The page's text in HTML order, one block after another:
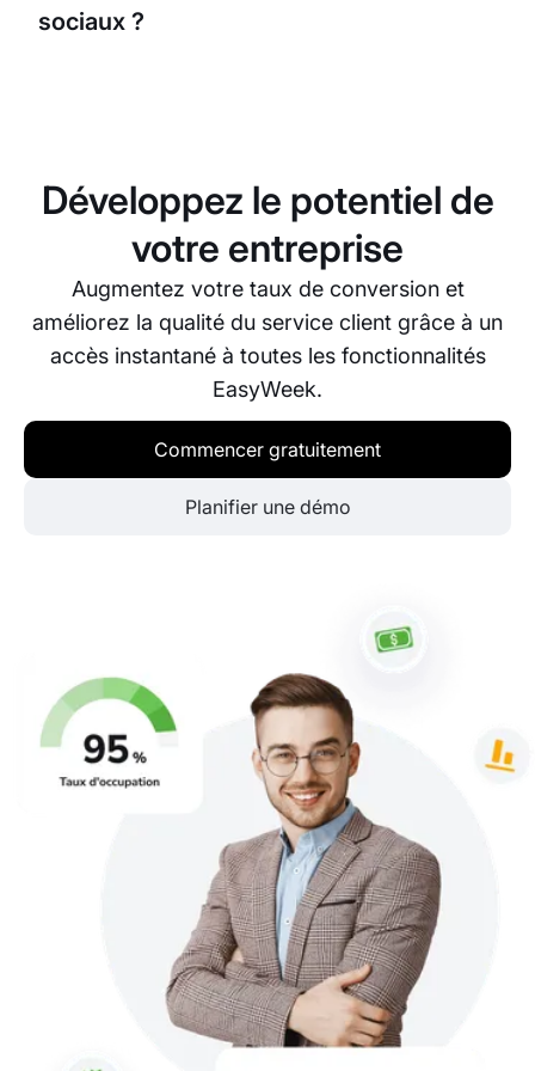
sociaux ?
utilisateur fluide.
Développez le potentiel de
votre entreprise
Augmentez votre taux de conversion et
améliorez la qualité du service client grâce à un
accès instantané à toutes les fonctionnalités
EasyWeek.
Commencer gratuitement
Planifier une démo